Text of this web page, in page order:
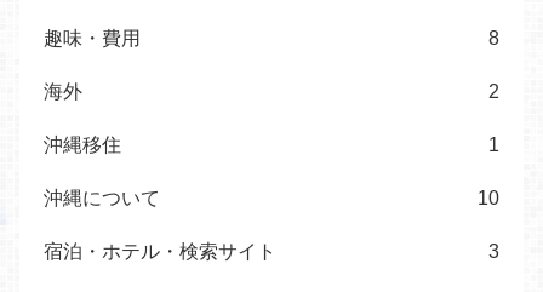
趣味・費用 8
海外 2
沖縄移住 1
沖縄について 10
宿泊・ホテル・検索サイト 3